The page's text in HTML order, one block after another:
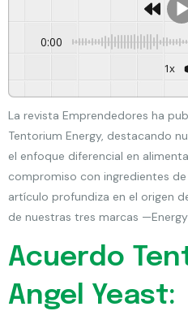
0:00
1x
La revista Emprendedores ha
Tentorium Energy, destacando
el enfoque diferencial en
compromiso con ingredientes
artículo profundiza en el origen
de nuestras tres marcas —Energy
Acuerdo
Angel Yeast: